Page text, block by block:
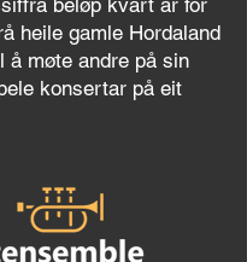
beløp kvart år for
heile gamle Hordaland
å møte andre på sin
konsertar på eit